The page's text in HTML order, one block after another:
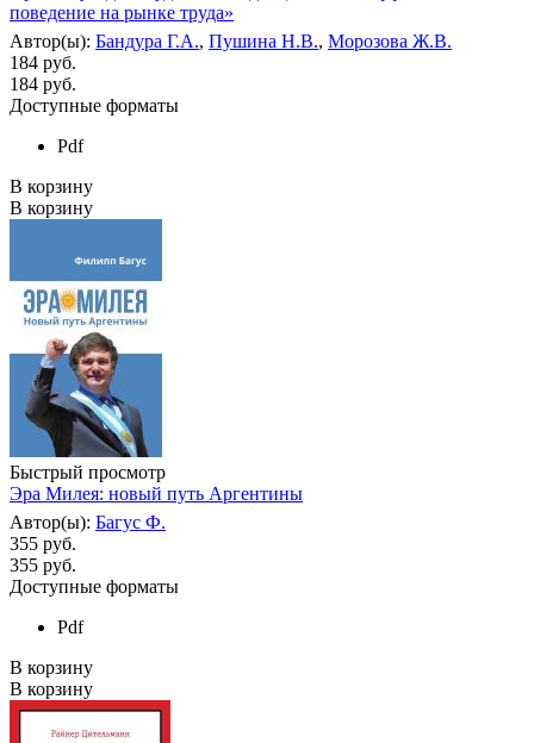
поведение на рынке труда»
Автор(ы): Бандура Г.А., Пушина Н.В., Морозова Ж.В.
184 руб.
184 руб.
Доступные форматы
Pdf
В корзину
В корзину
Быстрый просмотр
Эра Милея: новый путь Аргентины
Автор(ы): Багус Ф.
355 руб.
355 руб.
Доступные форматы
Pdf
В корзину
В корзину